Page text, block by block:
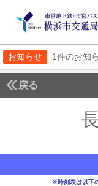
お知らせ 1件のお知
戻る
※時刻表は以下